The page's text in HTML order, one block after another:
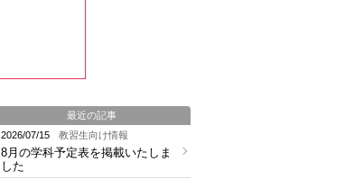
最近の記事
2026/07/15
教習生向け情報
8月の学科予定表を掲載いたしま
した